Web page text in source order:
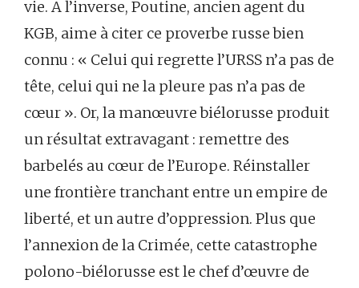
vie. A l’inverse, Poutine, ancien agent du
KGB, aime à citer ce proverbe russe bien
connu : « Celui qui regrette l’URSS n’a pas de
tête, celui qui ne la pleure pas n’a pas de
cœur ». Or, la manœuvre biélorusse produit
un résultat extravagant : remettre des
barbelés au cœur de l’Europe. Réinstaller
une frontière tranchant entre un empire de
liberté, et un autre d’oppression. Plus que
l’annexion de la Crimée, cette catastrophe
polono-biélorusse est le chef d’œuvre de